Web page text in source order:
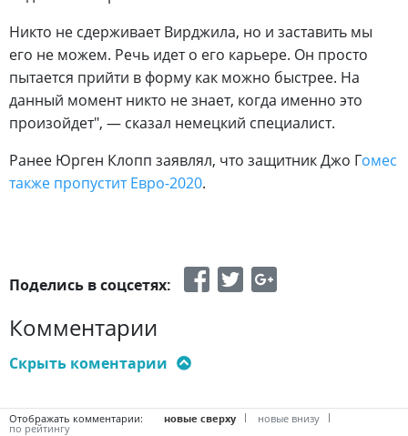
Никто не сдерживает Вирджила, но и заставить мы
его не можем. Речь идет о его карьере. Он просто
пытается прийти в форму как можно быстрее. На
данный момент никто не знает, когда именно это
произойдет", — сказал немецкий специалист.
Ранее Юрген Клопп заявлял, что защитник Джо Гомес
также пропустит Евро-2020.
Поделись в соцсетях:
Комментарии
Отображать комментарии: новые сверху новые внизу
по рейтингу